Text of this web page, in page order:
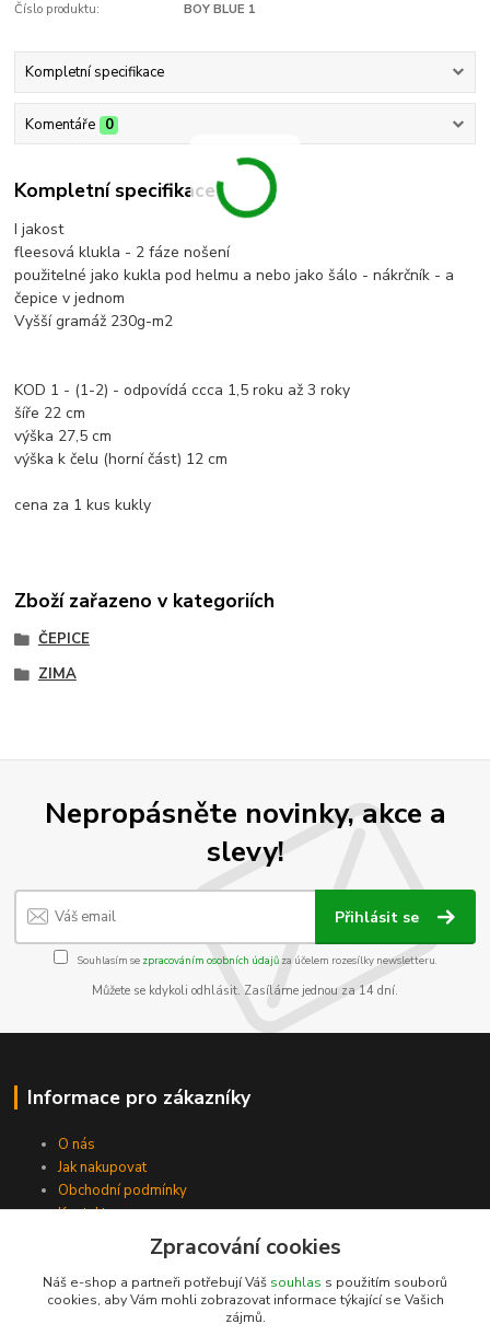
Číslo produktu: BOY BLUE 1
Kompletní specifikace
Komentáře 0
Kompletní specifikace
I jakost
fleesová klukla - 2 fáze nošení
použitelné jako kukla pod helmu a nebo jako šálo - nákrčník - a
čepice v jednom
Vyšší gramáž 230g-m2
KOD 1 - (1-2) - odpovídá ccca 1,5 roku až 3 roky
šíře 22 cm
výška 27,5 cm
výška k čelu (horní část) 12 cm
cena za 1 kus kukly
Zboží zařazeno v kategoriích
ČEPICE
ZIMA
Nepropásněte novinky, akce a
slevy!
Přihlásit se
Souhlasím se zpracováním osobních údajůza účelem rozesílky newsletteru.
Můžete se kdykoli odhlásit. Zasíláme jednou za 14 dní.
Informace pro zákazníky
O nás
Jak nakupovat
Obchodní podmínky
Kontakty
Zpracování cookies
Náš e-shop a partneři potřebují Váš souhlas s použitím souborů
cookies, aby Vám mohli zobrazovat informace týkající se Vašich
zájmů.